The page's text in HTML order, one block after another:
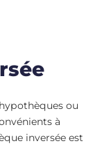
ou
à
inversée est